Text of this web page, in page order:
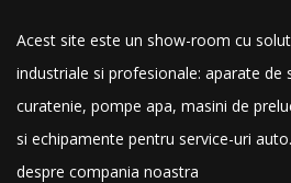
Acest site este un show-room cu
industriale si profesionale: aparate de
curatenie, pompe apa, masini de
si echipamente pentru service-uri auto.
despre compania noastra